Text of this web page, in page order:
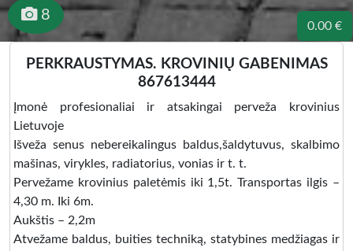
0.00 €
8
PERKRAUSTYMAS. KROVINIŲ GABENIMAS
867613444
Įmonė profesionaliai ir atsakingai perveža krovinius
Lietuvoje
Išveža senus nebereikalingus baldus,šaldytuvus, skalbimo
mašinas, virykles, radiatorius, vonias ir t. t.
Pervežame krovinius paletėmis iki 1,5t. Transportas ilgis –
4,30 m. Iki 6m.
Aukštis – 2,2m
Atvežame baldus, buities techniką, statybines medžiagas ir